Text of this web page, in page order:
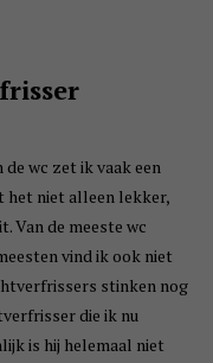
wc zet ik vaak een
het niet alleen lekker,
Van de meeste wc
vind ik ook niet
stinken nog
die ik nu
is hij helemaal niet